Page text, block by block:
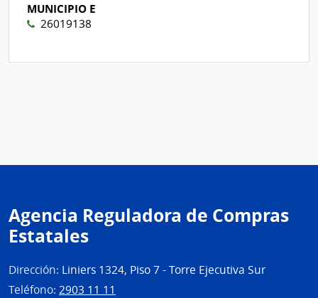
MUNICIPIO E
26019138
Agencia Reguladora de Compras
Estatales
Dirección: Liniers 1324, Piso 7 - Torre Ejecutiva Sur
Teléfono: 2903 11 11